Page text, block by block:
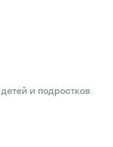
и подростков